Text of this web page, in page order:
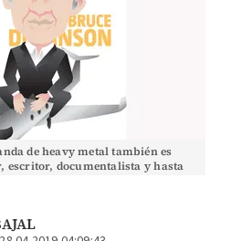
de heavy metal también es
escritor, documentalista y hasta